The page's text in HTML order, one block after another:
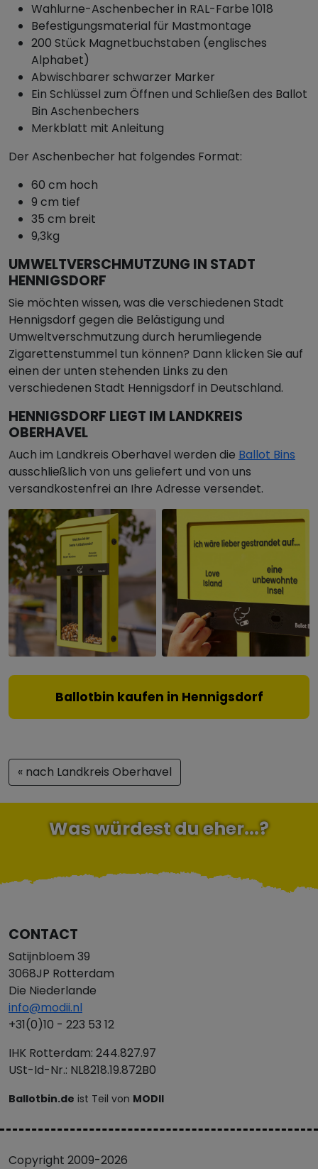
Wahlurne-Aschenbecher in RAL-Farbe 1018
Befestigungsmaterial für Mastmontage
200 Stück Magnetbuchstaben (englisches
Alphabet)
Abwischbarer schwarzer Marker
Ein Schlüssel zum Öffnen und Schließen des Ballot
Bin Aschenbechers
Merkblatt mit Anleitung
Der Aschenbecher hat folgendes Format:
60 cm hoch
9 cm tief
35 cm breit
9,3kg
UMWELTVERSCHMUTZUNG IN STADT
HENNIGSDORF
Sie möchten wissen, was die verschiedenen Stadt
Hennigsdorf gegen die Belästigung und
Umweltverschmutzung durch herumliegende
Zigarettenstummel tun können? Dann klicken Sie auf
einen der unten stehenden Links zu den
verschiedenen Stadt Hennigsdorf in Deutschland.
HENNIGSDORF LIEGT IM LANDKREIS
OBERHAVEL
Auch im Landkreis Oberhavel werden die Ballot Bins
ausschließlich von uns geliefert und von uns
versandkostenfrei an Ihre Adresse versendet.
Ballotbin kaufen in Hennigsdorf
« nach Landkreis Oberhavel
Was würdest du eher...?
CONTACT
Satijnbloem 39
3068JP Rotterdam
Die Niederlande
info@modii.nl
+31(0)10 - 223 53 12
IHK Rotterdam: 244.827.97
USt-Id-Nr.: NL8218.19.872B0
Ballotbin.de ist Teil von MODII
Copyright 2009-2026